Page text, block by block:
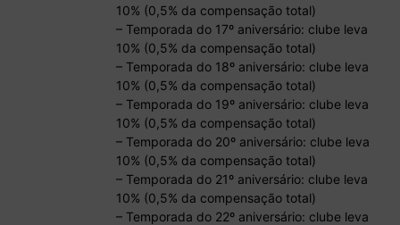
10% (0,5% da compensação total)
– Temporada do 17º aniversário: clube leva
10% (0,5% da compensação total)
– Temporada do 18º aniversário: clube leva
10% (0,5% da compensação total)
– Temporada do 19º aniversário: clube leva
10% (0,5% da compensação total)
– Temporada do 20º aniversário: clube leva
10% (0,5% da compensação total)
– Temporada do 21º aniversário: clube leva
10% (0,5% da compensação total)
– Temporada do 22º aniversário: clube leva